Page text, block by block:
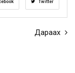
Twitter
Дараах